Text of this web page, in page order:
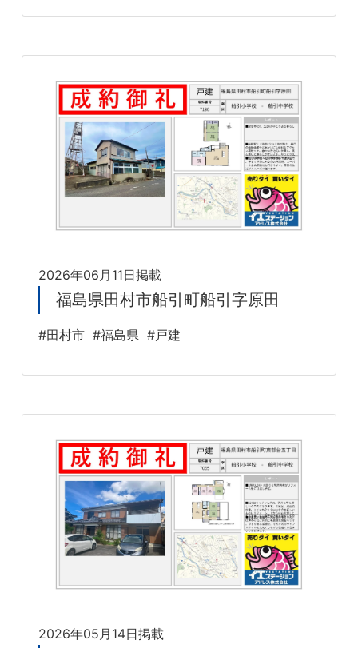
2026年06月11日掲載
福島県田村市船引町船引字原田
#田村市 #福島県 #戸建
2026年05月14日掲載